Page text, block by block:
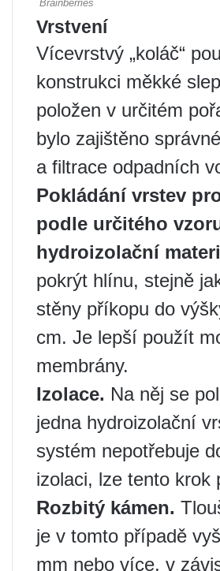
Vrstvení
Vícevrstvý „koláč“
konstrukci měkké
položen v určitém
bylo zajištěno
a filtrace odpadních
Pokládání vrstev
podle určitého
hydroizolační
pokrýt hlínu, stejně
stěny příkopu do
cm. Je lepší použít
membrány.
Izolace. Na něj se
jedna hydroizolační
systém nepotřebuje
izolaci, lze tento krok
Rozbitý kámen.
je v tomto případě
mm nebo více, v